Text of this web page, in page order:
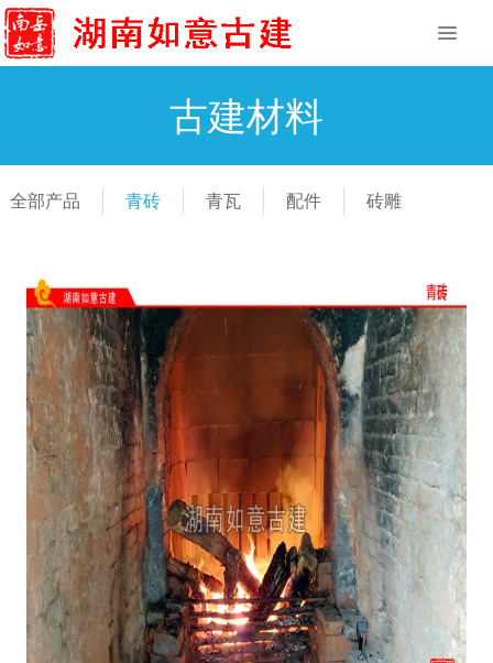
古建材料
全部产品 青砖 青瓦 配件 砖雕